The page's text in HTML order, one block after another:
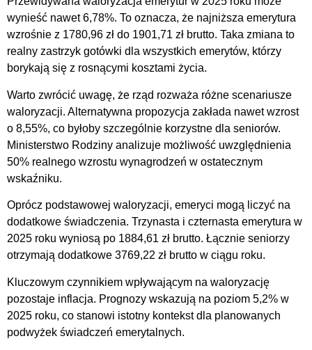
wynieść nawet 6,78%. To oznacza, że najniższa emerytura
wzrośnie z 1780,96 zł do 1901,71 zł brutto. Taka zmiana to
realny zastrzyk gotówki dla wszystkich emerytów, którzy
borykają się z rosnącymi kosztami życia.
Warto zwrócić uwagę, że rząd rozważa różne scenariusze
waloryzacji. Alternatywna propozycja zakłada nawet wzrost
o 8,55%, co byłoby szczególnie korzystne dla seniorów.
Ministerstwo Rodziny analizuje możliwość uwzględnienia
50% realnego wzrostu wynagrodzeń w ostatecznym
wskaźniku.
Oprócz podstawowej waloryzacji, emeryci mogą liczyć na
dodatkowe świadczenia. Trzynasta i czternasta emerytura w
2025 roku wyniosą po 1884,61 zł brutto. Łącznie seniorzy
otrzymają dodatkowe 3769,22 zł brutto w ciągu roku.
Kluczowym czynnikiem wpływającym na waloryzację
pozostaje inflacja. Prognozy wskazują na poziom 5,2% w
2025 roku, co stanowi istotny kontekst dla planowanych
podwyżek świadczeń emerytalnych.